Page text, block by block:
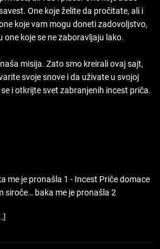
One koje želite da pročitate, ali i
koje vam mogu doneti zadovoljstvo,
one koje se ne zaboravljaju lako.
misija. Zato smo kreirali ovaj sajt,
svoje snove i da uživate u svojoj
i otkrijte svet zabranjenih incest priča.
me je pronašla 1 - Incest Priče domace
siroče… baka me je pronašla 2